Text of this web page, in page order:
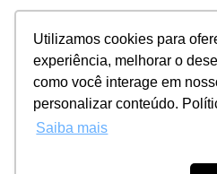
Utilizamos cookies para
experiência, melhorar o
como você interage em
personalizar conteúdo.
Saiba mais